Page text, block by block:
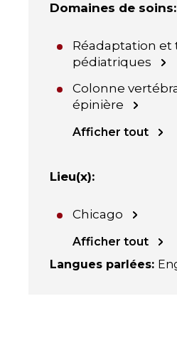
Domaines de soins:
Réadaptation et
pédiatriques
Colonne
épinière
Afficher tout
Lieu(x):
Chicago
Afficher tout
Langues parlées: